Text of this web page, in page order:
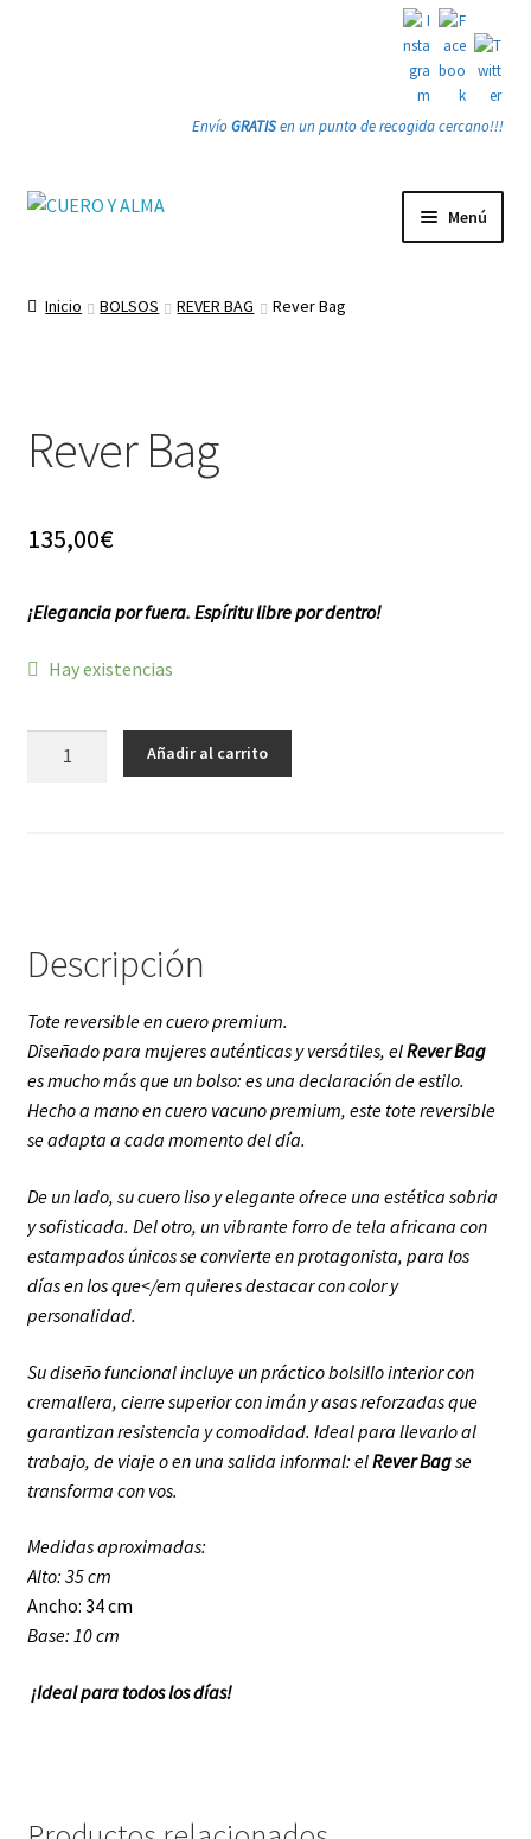
EnvíoGRATISen un punto de recogida cercano!!!
Ir
Ir
Menú
Gracias
Inicio BOLSOS REVER BAG Rever Bag
Rever Bag
135,00€
¡Elegancia por fuera. Espíritu libre por dentro!
Hay existencias
Añadir al carrito
Descripción
Tote reversible en cuero premium.
Diseñado para mujeres auténticas y versátiles, elRever Bag
es mucho más que un bolso: es una declaración de estilo.
Hecho a mano en cuero vacuno premium, este tote reversible
se adapta a cada momento del día.
De un lado, su cuero liso y elegante ofrece una estética sobria
y sofisticada. Del otro, un vibranteforro de tela africana con
estampados únicos se convierte en protagonista, para los
días en los que</em quieres destacar con color y
personalidad.
Su diseño funcional incluye un práctico bolsillo interior con
cremallera, cierre superior con imán yasas reforzadas que
garantizan resistencia y comodidad. Ideal para llevarlo al
trabajo, de viaje o en una salida informal: elRever Bagse
transforma con vos.
Medidas aproximadas:
Alto: 35 cm
Ancho: 34 cm
Base: 10 cm
¡Ideal para todos los días!